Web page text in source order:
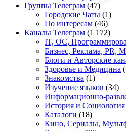
Группы Телеграм (47)
Городские Чаты (1)
По интересам (46)
Каналы Телеграм (1 172)
IT, ОС,
Бизнес, Реклама, PR,
Блоги и Авторские
Здоровье и Медицина
Знакомства (1)
Изучение языков (34)
Информационно-
История и Социология
Каталоги (18)
Кино, Сериалы,